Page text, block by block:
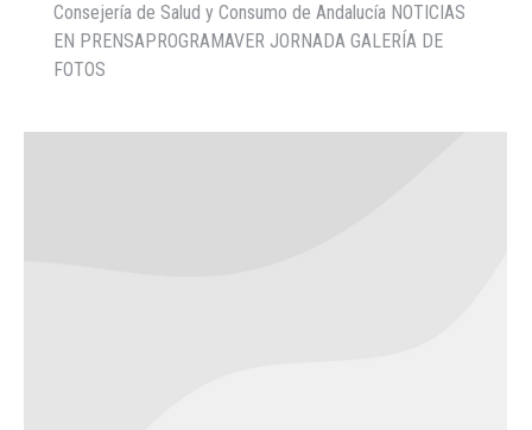
Consejería de Salud y Consumo de Andalucía NOTICIAS
EN PRENSAPROGRAMAVER JORNADA GALERÍA DE
FOTOS